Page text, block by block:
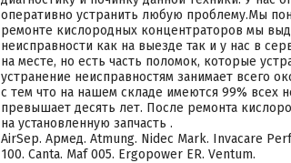
оперативно устранить любую проблему.Мы
ремонте кислородных концентраторов мы
неисправности как на выезде так и у нас в
на месте, но есть часть поломок, которые
устранение неисправностям занимает всего
с тем что на нашем складе имеются 99% всех
превышает десять лет. После ремонта
на установленную запчасть .
AirSep. Армед. Atmung. Nidec Mark. Invacare
100. Canta. Maf 005. Ergopower ER. Ventum.